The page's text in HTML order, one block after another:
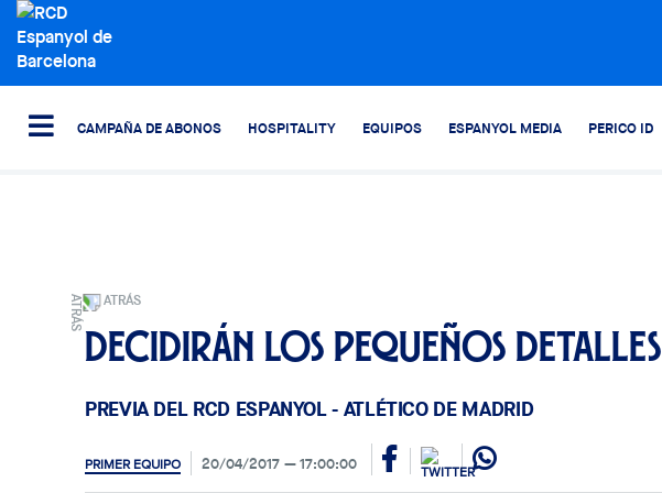
CAMPAÑA DE ABONOS HOSPITALITY EQUIPOS ESPANYOL MEDIA PERICO ID
ATRÁS
Decidirán los pequeños detalles
PREVIA DEL RCD ESPANYOL - ATLÉTICO DE MADRID
PRIMER EQUIPO 20/04/2017 17:00:00